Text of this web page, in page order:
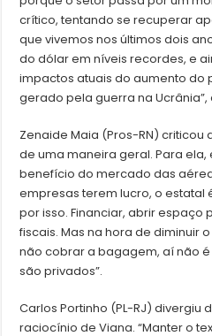
crítico, tentando se recuperar
que vivemos nos últimos dois
do dólar em níveis recordes, e
impactos atuais do aumento do
gerado pela guerra na
Zenaide Maia (Pros-RN) criticou
de uma maneira geral. Para
benefício do mercado das
empresas terem lucro, o estatal
por isso. Financiar, abrir espaço
fiscais. Mas na hora de diminuir
não cobrar a bagagem, aí não
são privados”.
Carlos Portinho (PL-RJ) divergiu
raciocínio de Viana. “Manter o